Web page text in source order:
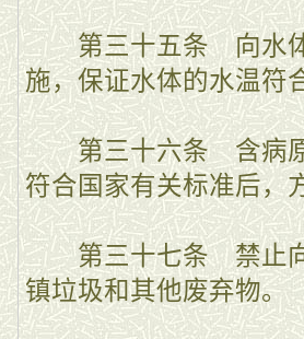
第三十五条 向水体
施，保证水体的水温符
第三十六条 含病原
符合国家有关标准后，
第三十七条 禁止向
镇垃圾和其他废弃物。